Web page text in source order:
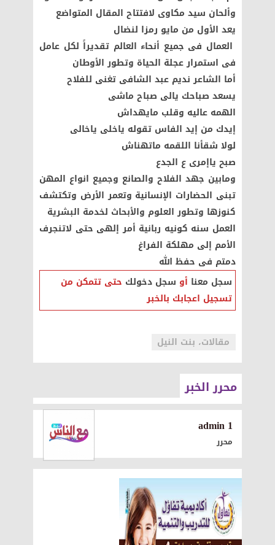
وألحان سيد مكاوى لافتتاح المقال المتواضع
يعد الأول من مايو رمزا لنضال
العمال فى جميع أنحاء العالم تقديراً لكل عامل
فى استمرار عجلة الحياة وتطور الأوطان
أما الشاعر نديم عبد الشافى تغنى للفلاح
يسعد صباحك يالى صباح ماشى
الهمه عاليه وقلب مايهداش
إيدك من إيد الفاس تقوله ياخلى ياخالى
لولا شقأنا اللقمه ماتهناش
صبح ياإمرى ع الجدع
ومابين جهد الفلاح والصانع وجميع انواع المهن
تبنى الحضارات الإنسانية وتعمر الأرض وتكتشف
كنوزها وتطور العلوم والأبحاث لخدمة البشرية
العمل سنه كونيه ربانية أمر إلهى حتى لاتنجرف
الأمم إلى مهلكة الفراغ
دمتم فى حفظ الله
سجل معنا أو سجل دخولك حتى تتمكن من
تسجيل اعجابك بالخبر
مقالات، بنت النيل
محرر الخبر
1 admin
محرر